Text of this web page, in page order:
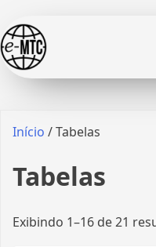
Início / Tabelas
Tabelas
Exibindo 1–16 de 21